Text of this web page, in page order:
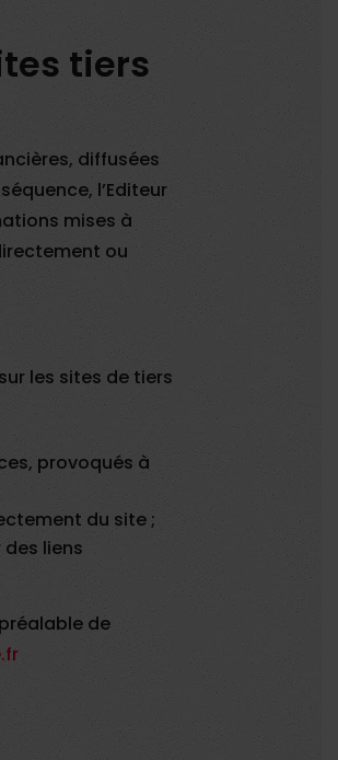
tiers
diffusées
l’Editeur
mises à
ou
les sites de tiers
provoqués à
du site ;
liens
de